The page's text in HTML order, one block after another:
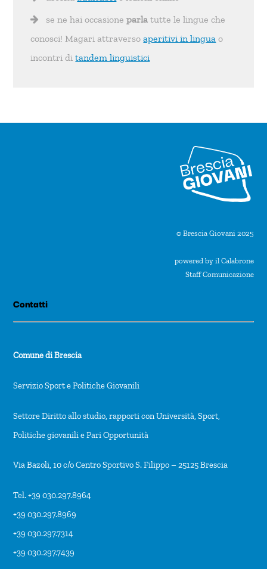
se ne hai occasioneparlatutte le lingue che
conosci! Magari attraversoaperitivi in lingua o
incontri ditandem linguistici
© Brescia Giovani 2025
powered by il Calabrone
Staff Comunicazione
Contatti
Comune di Brescia
Servizio Sport e Politiche Giovanili
Settore Diritto allo studio, rapporti con Università, Sport,
Politiche giovanili e Pari Opportunità
Via Bazoli, 10 c/o Centro Sportivo S. Filippo – 25125 Brescia
Tel. +39 030.297.8964
+39 030.297.8969
+39 030.297.7314
+39 030.297.7439